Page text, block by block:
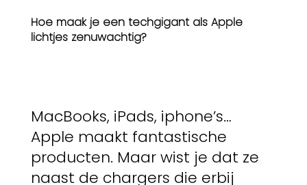
Hoe maak je een techgigant als Apple
lichtjes zenuwachtig?
MacBooks, iPads, iphone’s…
Apple maakt fantastische
producten. Maar wist je dat ze
naast de chargers die erbij